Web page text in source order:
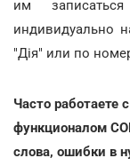
им
индивидуально
"Дія" или по
Часто работаете
функционалом
слова, ошибки в